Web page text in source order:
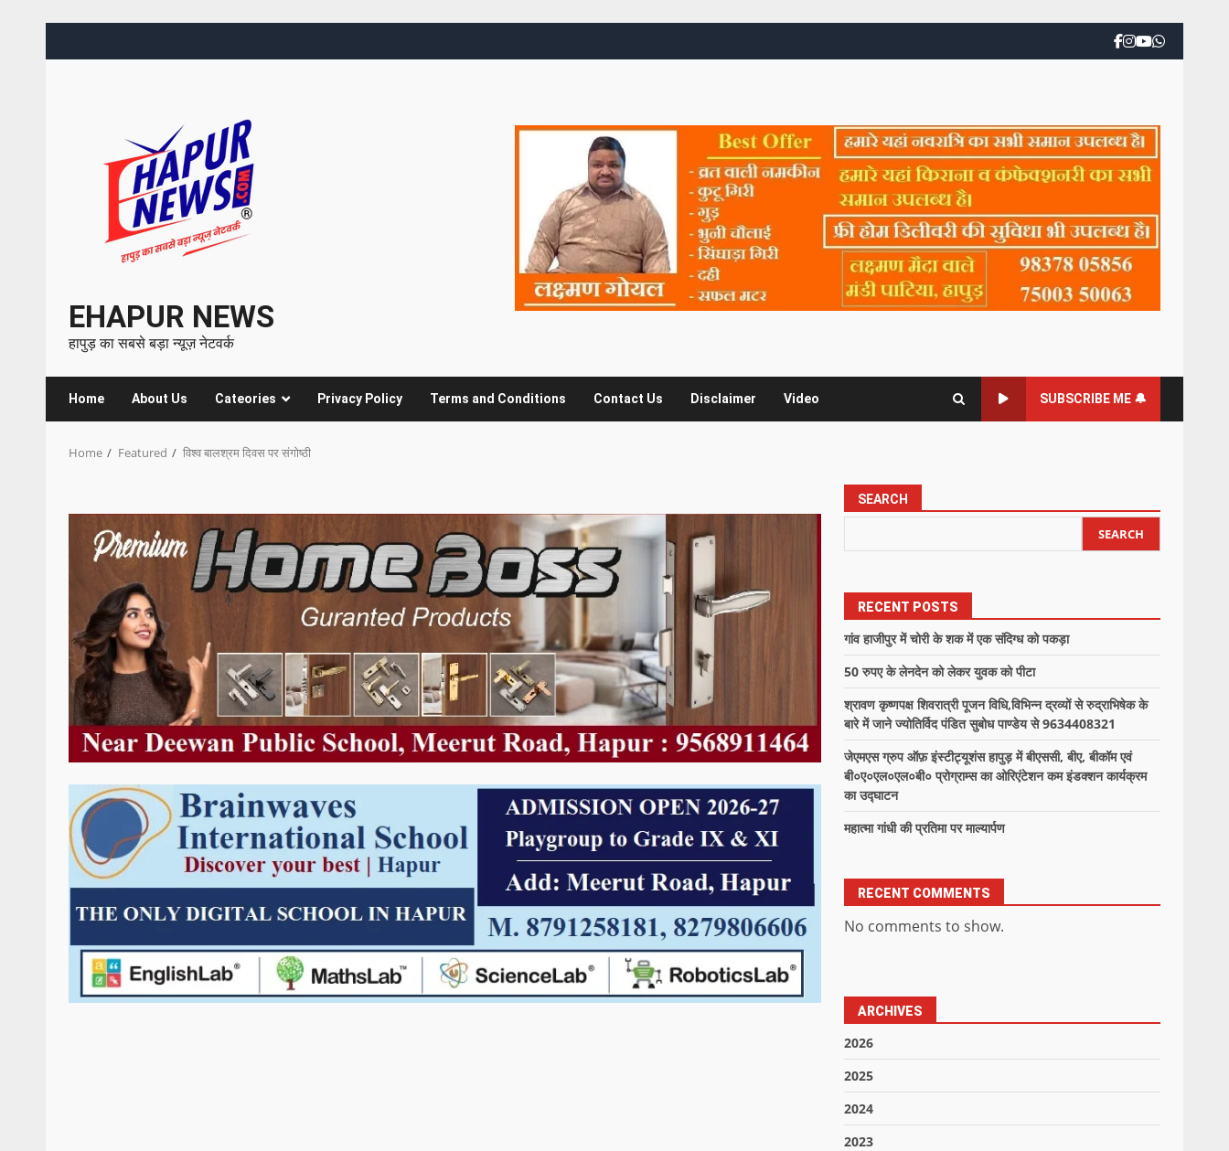
EHAPUR NEWS
हापुड़ का सबसे बड़ा न्यूज़ नेटवर्क
Home About Us Cateories Privacy Policy Terms and Conditions Contact Us Disclaimer Video SUBSCRIBE ME 🔔
Home Featured विश्व बालश्रम दिवस पर संगोष्ठी
SEARCH
SEARCH
RECENT POSTS
गांव हाजीपुर में चोरी के शक में एक संदिग्ध को पकड़ा
50 रुपए के लेनदेन को लेकर युवक को पीटा
श्रावण कृष्णपक्ष शिवरात्री पूजन विधि,विभिन्न द्रव्यों से रुद्राभिषेक के
बारे में जाने ज्योतिर्विद पंडित सुबोध पाण्डेय से 9634408321
जेएमएस ग्रुप ऑफ़ इंस्टीट्यूशंस हापुड़ में बीएससी, बीए, बीकॉम एवं
बी०ए०एल०एल०बी० प्रोग्राम्स का ओरिएंटेशन कम इंडक्शन कार्यक्रम
का उद्घाटन
महात्मा गांधी की प्रतिमा पर माल्यार्पण
RECENT COMMENTS
No comments to show.
ARCHIVES
2026
2025
2024
2023